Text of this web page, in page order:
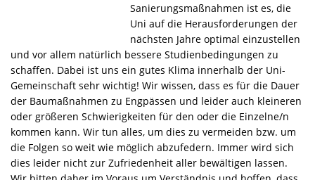
Sanierungsmaßnahmen ist es, die
Uni auf die Herausforderungen der
nächsten Jahre optimal einzustellen
und vor allem natürlich bessere Studienbedingungen zu
schaffen. Dabei ist uns ein gutes Klima innerhalb der Uni-
Gemeinschaft sehr wichtig! Wir wissen, dass es für die Dauer
der Baumaßnahmen zu Engpässen und leider auch kleineren
oder größeren Schwierigkeiten für den oder die Einzelne/n
kommen kann. Wir tun alles, um dies zu vermeiden bzw. um
die Folgen so weit wie möglich abzufedern. Immer wird sich
dies leider nicht zur Zufriedenheit aller bewältigen lassen.